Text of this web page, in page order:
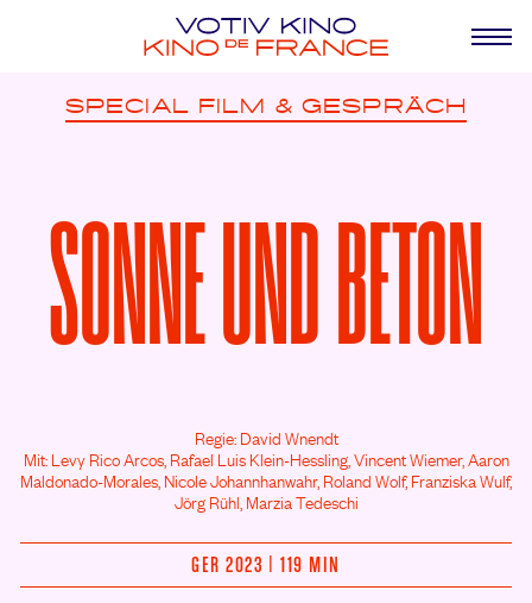
SPECIAL FILM & GESPRÄCH
SONNE UND BETON
Regie: David Wnendt
Mit: Levy Rico Arcos, Rafael Luis Klein-Hessling, Vincent Wiemer,Aaron
Maldonado-Morales, Nicole Johannhanwahr, Roland Wolf,Franziska Wulf,
Jörg Rühl, Marzia Tedeschi
GER 2023 | 119 MIN